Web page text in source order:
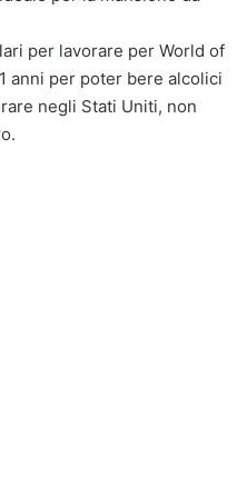
per lavorare per World of
anni per poter bere alcolici
negli Stati Uniti, non